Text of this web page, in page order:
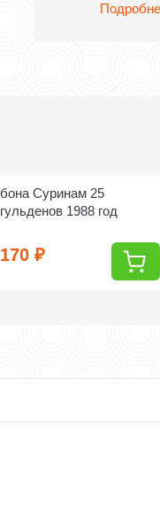
бона Суринам 25
гульденов 1988 год
170₽